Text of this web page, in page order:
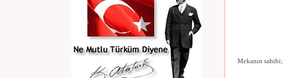
Mekanın sahibi;